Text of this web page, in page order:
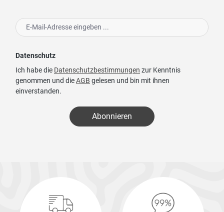
Datenschutz
Ich habe die Datenschutzbestimmungen zur Kenntnis
genommen und dieAGB gelesen und bin mit ihnen
einverstanden.
Abonnieren